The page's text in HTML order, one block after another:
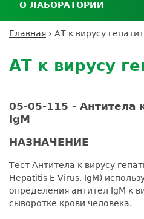
Где сдать анализы
Выезд на дом
Расшифровка
Личный кабинет
Дисконтная
Обратная связь
безопасности
О ЛАБОРАТОРИИ
Вакансии
здесь
Главная › АТ к вирусу
to
top
АТ к вирусу
05-05-115 - Антитела
IgM
НАЗНАЧЕНИЕ
Тест Антитела к вирусу
Hepatitis E Virus, IgM)
определения антител IgM к
сыворотке крови человека.